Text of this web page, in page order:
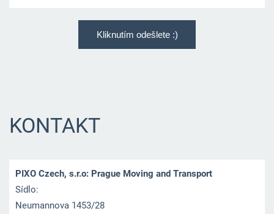
KONTAKT
PIXO Czech, s.r.o: Prague Moving and Transport
Sídlo:
Neumannova 1453/28